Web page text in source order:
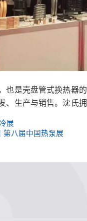
也是壳盘管式换热器
、生产与销售。沈氏
展
第八届中国热泵展